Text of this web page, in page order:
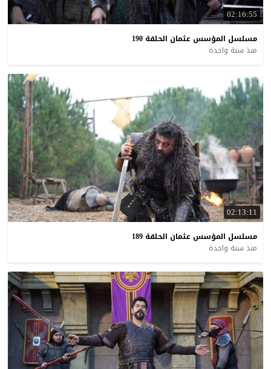
02:16:55
مسلسل المؤسس عثمان الحلقة 190
منذ سنة واحدة
02:13:11
مسلسل المؤسس عثمان الحلقة 189
منذ سنة واحدة